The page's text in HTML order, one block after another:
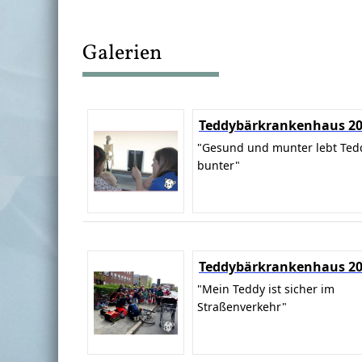
Galerien
Teddybärkrankenhaus
"Gesund und munter lebt
bunter"
Teddybärkrankenhaus
"Mein Teddy ist sicher im
Straßenverkehr"